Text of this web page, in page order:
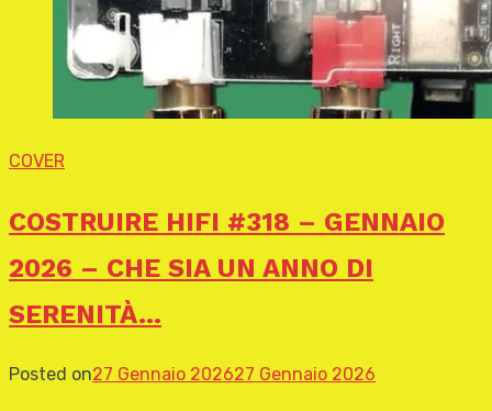
COVER
COSTRUIRE HIFI #318 – GENNAIO
2026 – CHE SIA UN ANNO DI
SERENITÀ…
Posted on27 Gennaio 202627 Gennaio 2026